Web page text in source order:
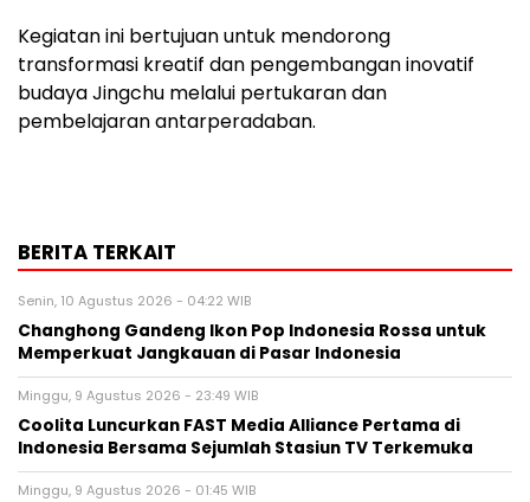
Kegiatan ini bertujuan untuk mendorong
transformasi kreatif dan pengembangan inovatif
budaya Jingchu melalui pertukaran dan
pembelajaran antarperadaban.
BERITA TERKAIT
Senin, 10 Agustus 2026 - 04:22 WIB
Changhong Gandeng Ikon Pop Indonesia Rossa untuk
Memperkuat Jangkauan di Pasar Indonesia
Minggu, 9 Agustus 2026 - 23:49 WIB
Coolita Luncurkan FAST Media Alliance Pertama di
Indonesia Bersama Sejumlah Stasiun TV Terkemuka
Minggu, 9 Agustus 2026 - 01:45 WIB